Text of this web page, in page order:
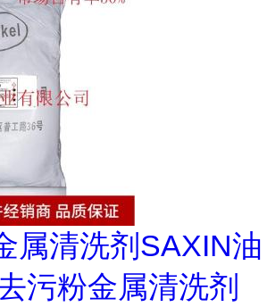
属清洗剂SAXIN油
污粉金属清洗剂